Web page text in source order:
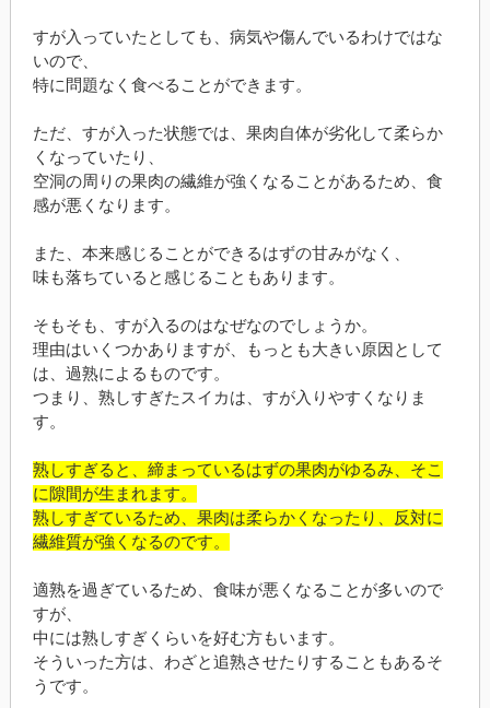
すが入っていたとしても、病気や傷んでいるわけではな
いので、
特に問題なく食べることができます。
ただ、すが入った状態では、果肉自体が劣化して柔らか
くなっていたり、
空洞の周りの果肉の繊維が強くなることがあるため、食
感が悪くなります。
また、本来感じることができるはずの甘みがなく、
味も落ちていると感じることもあります。
そもそも、すが入るのはなぜなのでしょうか。
理由はいくつかありますが、もっとも大きい原因として
は、過熟によるものです。
つまり、熟しすぎたスイカは、すが入りやすくなりま
す。
熟しすぎると、締まっているはずの果肉がゆるみ、そこ
に隙間が生まれます。
熟しすぎているため、果肉は柔らかくなったり、反対に
繊維質が強くなるのです。
適熟を過ぎているため、食味が悪くなることが多いので
すが、
中には熟しすぎくらいを好む方もいます。
そういった方は、わざと追熟させたりすることもあるそ
うです。